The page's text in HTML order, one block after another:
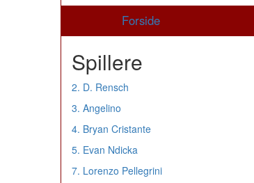
Forside
Spillere
2. D. Rensch
3. Angelino
4. Bryan Cristante
5. Evan Ndicka
7. Lorenzo Pellegrini